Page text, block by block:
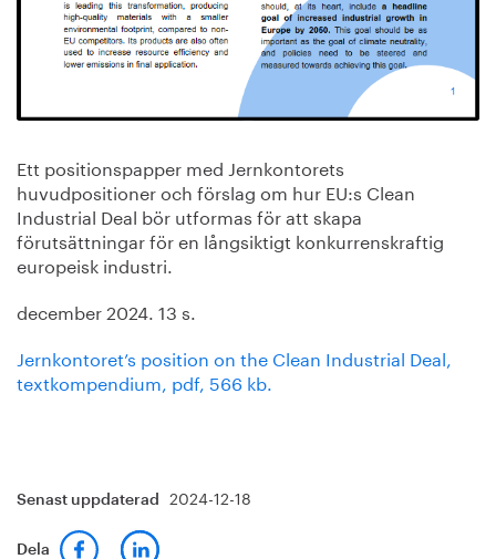
Ett positionspapper med Jernkontorets
huvudpositioner och förslag om hur EU:s Clean
Industrial Deal bör utformas för att skapa
förutsättningar för en långsiktigt konkurrenskraftig
europeisk industri.
december 2024. 13 s.
Jernkontoret’s position on the Clean Industrial Deal,
textkompendium, pdf, 566 kb.
Senast uppdaterad 2024-12-18
Dela